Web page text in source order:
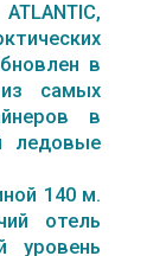
в
самых
в
ледовые
140 м.
отель
уровень